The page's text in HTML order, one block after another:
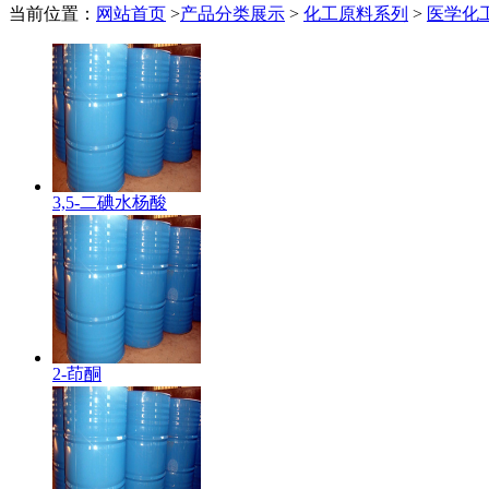
当前位置： 网站首页 >产品分类展示 > 化工原料系列 > 医学化
3,5-二碘水杨酸
2-茚酮